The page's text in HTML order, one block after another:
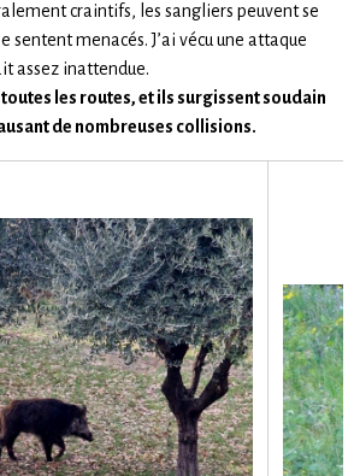
craintifs, les sangliers peuvent se
sentent menacés. J’ai vécu une attaque
assez inattendue.
les routes, et ils surgissent soudain
de nombreuses collisions.